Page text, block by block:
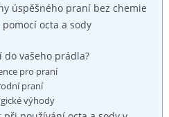
​úspěšného praní bez chemie
octa a sody
do vašeho prádla?
pro praní
praní
výhody